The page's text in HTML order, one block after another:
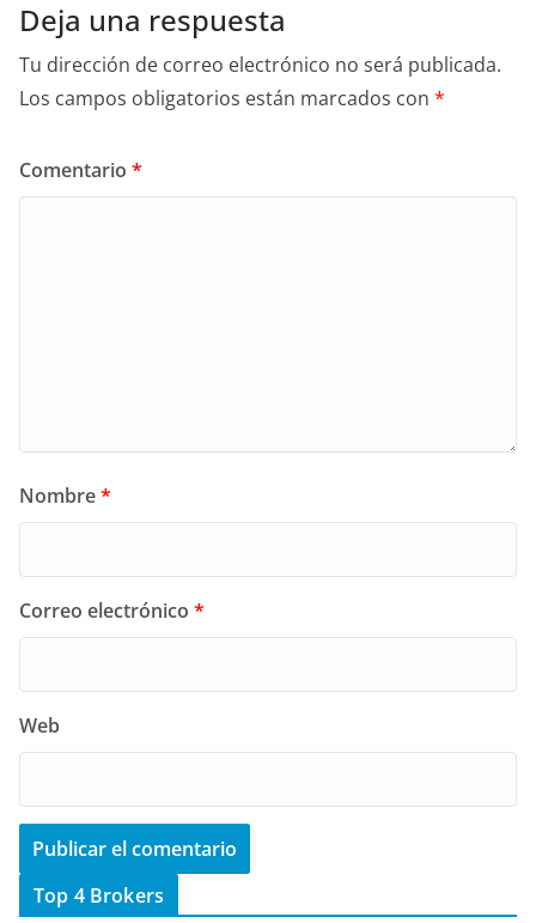
Deja una respuesta
Tu dirección de correo electrónico no será publicada.
Los campos obligatorios están marcados con *
Comentario *
Nombre*
Correo electrónico *
Web
Top 4 Brokers